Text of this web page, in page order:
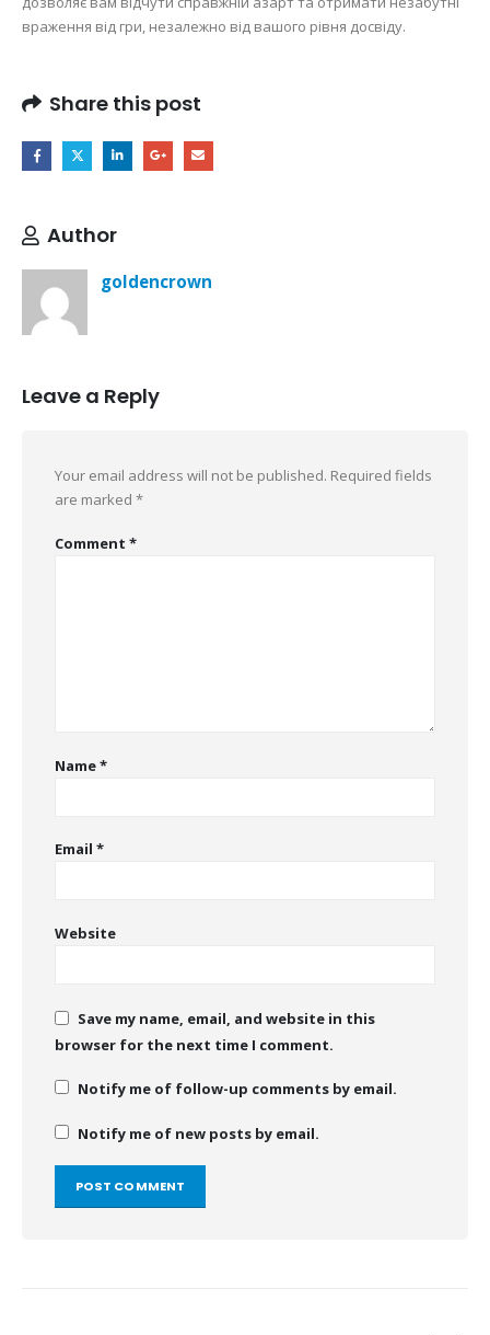
враження від гри, незалежно від вашого рівня досвіду.
Share this post
Author
goldencrown
Leave a Reply
Your email address will not be published. Required fields
are marked *
Comment *
Name*
Email *
Website
Save my name, email, and website in this
browser for the next time I comment.
Notify me of follow-up comments by email.
Notify me of new posts by email.